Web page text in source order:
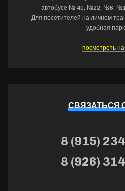
автобусе № 40, №22, №6, №1
Для посетителей на личном
удобная
посмотреть на
СВЯЗАТЬСЯ
8 (915)
8 (926)